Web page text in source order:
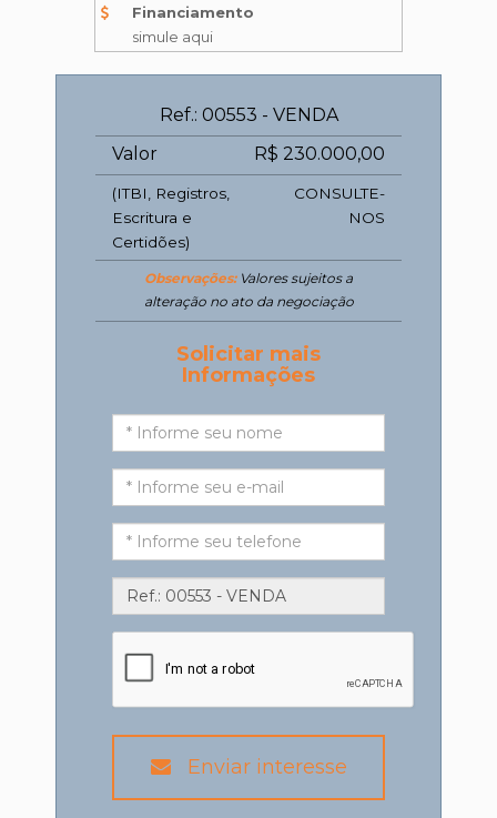
Financiamento
simule aqui
Ref.: 00553 - VENDA
Valor
R$ 230.000,00
(ITBI, Registros,
Escritura e
Certidões)
CONSULTE-
NOS
Observações:Valores sujeitos a
alteração no ato da negociação
Solicitar mais
Informações
Enviar interesse